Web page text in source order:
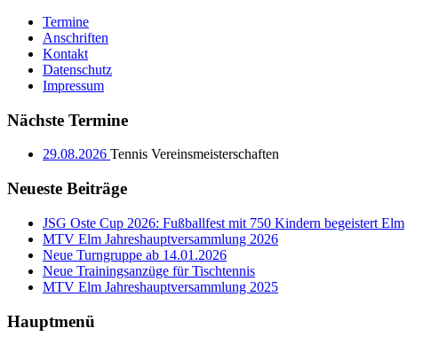
Termine
Anschriften
Kontakt
Datenschutz
Impressum
Nächste Termine
29.08.2026 Tennis Vereinsmeisterschaften
Neueste Beiträge
JSG Oste Cup 2026: Fußballfest mit 750 Kindern begeistert Elm
MTV Elm Jahreshauptversammlung 2026
Neue Turngruppe ab 14.01.2026
Neue Trainingsanzüge für Tischtennis
MTV Elm Jahreshauptversammlung 2025
Hauptmenü